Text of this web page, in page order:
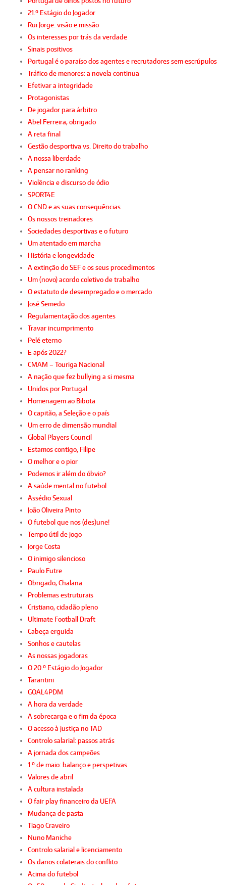
21.º Estágio do Jogador
Rui Jorge: visão e missão
Os interesses por trás da verdade
Sinais positivos
Portugal é o paraíso dos agentes e recrutadores sem escrúpulos
Tráfico de menores: a novela continua
Efetivar a integridade
Protagonistas
De jogador para árbitro
Abel Ferreira, obrigado
A reta final
Gestão desportiva vs. Direito do trabalho
A nossa liberdade
A pensar no ranking
Violência e discurso de ódio
SPORT4E
O CND e as suas consequências
Os nossos treinadores
Sociedades desportivas e o futuro
Um atentado em marcha
História e longevidade
A extinção do SEF e os seus procedimentos
Um (novo) acordo coletivo de trabalho
O estatuto de desempregado e o mercado
José Semedo
Regulamentação dos agentes
Travar incumprimento
Pelé eterno
E após 2022?
CMAM – Touriga Nacional
A nação que fez bullying a si mesma
Unidos por Portugal
Homenagem ao Bibota
O capitão, a Seleção e o país
Um erro de dimensão mundial
Global Players Council
Estamos contigo, Filipe
O melhor e o pior
Podemos ir além do óbvio?
A saúde mental no futebol
Assédio Sexual
João Oliveira Pinto
O futebol que nos (des)une!
Tempo útil de jogo
Jorge Costa
O inimigo silencioso
Paulo Futre
Obrigado, Chalana
Problemas estruturais
Cristiano, cidadão pleno
Ultimate Football Draft
Cabeça erguida
Sonhos e cautelas
As nossas jogadoras
O 20.º Estágio do Jogador
Tarantini
GOAL4PDM
A hora da verdade
A sobrecarga e o fim da época
O acesso à justiça no TAD
Controlo salarial: passos atrás
A jornada dos campeões
1.º de maio: balanço e perspetivas
Valores de abril
A cultura instalada
O fair play financeiro da UEFA
Mudança de pasta
Tiago Craveiro
Nuno Maniche
Controlo salarial e licenciamento
Os danos colaterais do conflito
Acima do futebol